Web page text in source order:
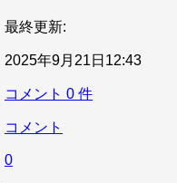
最終更新:
2025年9月21日12:43
コメント 0 件
コメント
0